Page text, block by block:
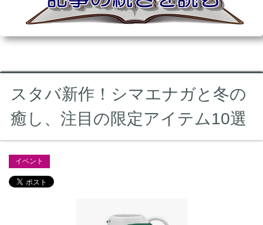
スタバ新作！シマエナガと冬の
癒し、注目の限定アイテム10選
イベント